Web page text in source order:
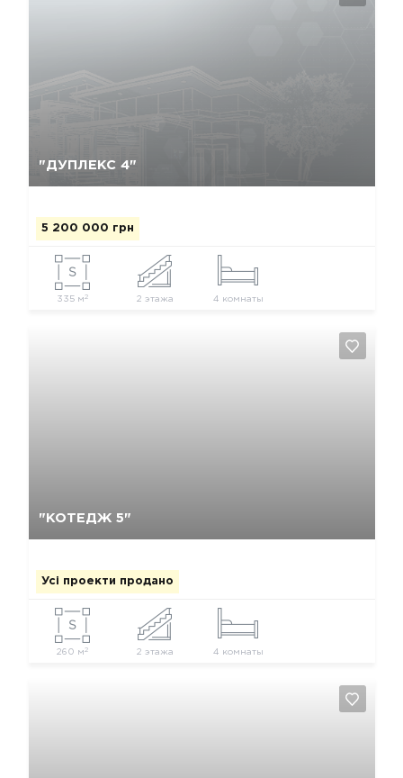
"ДУПЛЕКС 4"
5 200 000 грн
335 м 2 2 этажа 4 комнаты
"КОТЕДЖ 5"
Усі проекти продано
260 м 2 2 этажа 4 комнаты